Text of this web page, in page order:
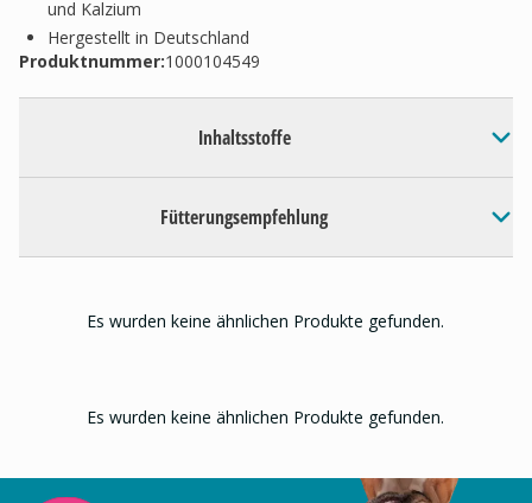
und Kalzium
Hergestellt in Deutschland
Produktnummer:1000104549
Inhaltsstoffe
Fütterungsempfehlung
Es wurden keine ähnlichen Produkte gefunden.
Es wurden keine ähnlichen Produkte gefunden.